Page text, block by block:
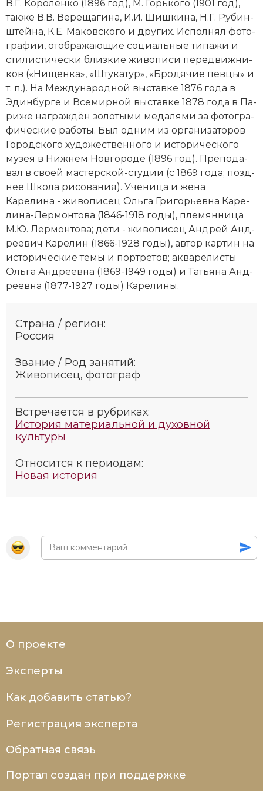
Новая история
Новейшая история
Нумизматика
Образование
Общественные объединения и организации
Политическая история
Революции и народные движения
Религия и церковь
Россия
Северная Америка
Социально-экономическая история
СССР
В.Г. Ко­ро­лен­ко (1896 год), М. Горь­ко­го (1901 год),
так­же В.В. Ве­ре­ща­ги­на, И.И. Шиш­ки­на, Н.Г. Ру­бин­
штей­на, К.Е. Ма­ков­ско­го и других. Ис­пол­нял фо­то­
гра­фии, ото­бра­жаю­щие со­ци­аль­ные ти­па­жи и
сти­ли­сти­че­ски близ­кие жи­во­пи­си пе­ре­движ­ни­
ков («Ни­щен­ка», «Шту­ка­тур», «Бро­дя­чие пев­цы» и
т. п.). На Ме­ж­ду­народной вы­став­ке 1876 года в
Эдин­бур­ге и Все­мир­ной вы­став­ке 1878 года в Па­
ри­же на­гра­ж­дён зо­ло­ты­ми ме­да­ля­ми за фо­то­гра­
фические ра­бо­ты. Был од­ним из ор­га­ни­за­то­ров
Городского ху­дожественного и ис­то­рического
му­зея в Ниж­нем Нов­го­ро­де (1896 год). Пре­по­да­
вал в сво­ей мас­тер­ской-сту­дии (с 1869 года; позд­
нее Шко­ла ри­со­ва­ния). Уче­ни­ца и же­на
Карелина - жи­во­пи­сец Оль­га Гри­горь­ев­на Ка­ре­
ли­на-Лер­мон­то­ва (1846-1918 годы), пле­мян­ни­ца
М.Ю. Лер­мон­то­ва; де­ти - жи­во­пи­сец Ан­д­рей Ан­д­
рее­вич Ка­ре­лин (1866-1928 годы), ав­тор кар­тин на
ис­то­рические те­мы и порт­ре­тов; ак­ва­ре­ли­сты
Оль­га Ан­д­ре­ев­на (1869-1949 годы) и Тать­я­на Ан­д­
ре­ев­на (1877-1927 годы) Ка­ре­ли­ны.
Страна / регион:
Россия
Звание / Род занятий:
Живописец, фотограф
Встречается в рубриках:
История материальной и духовной
культуры
Относится к периодам:
Новая история
О проекте
Эксперты
Как добавить статью?
Регистрация эксперта
Обратная связь
Портал создан при поддержке